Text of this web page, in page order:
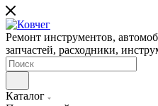
Ремонт инструментов,
запчастей, расходники,
Каталог